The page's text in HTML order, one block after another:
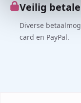
Veilig
Diverse
card en PayPal.